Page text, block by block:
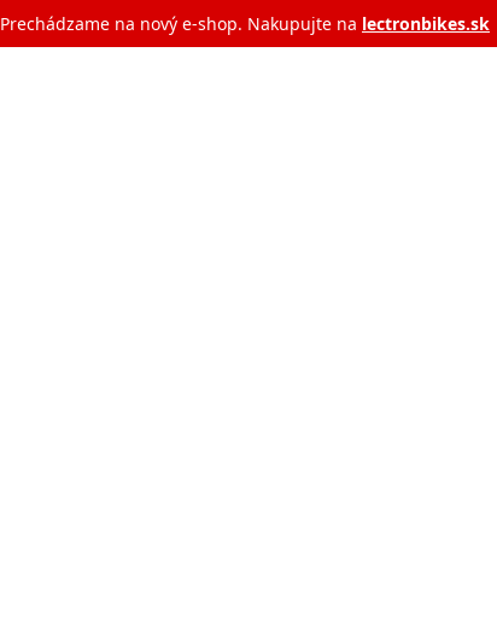
Prechádzame na nový e‑shop. Nakupujte na lectronbikes.sk